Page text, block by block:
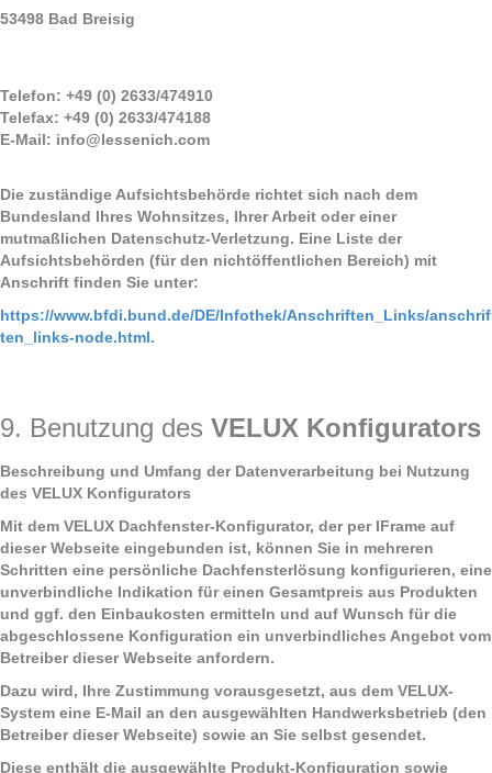
53498 Bad Breisig
Telefon: +49 (0) 2633/474910
Telefax: +49 (0) 2633/474188
E-Mail: info@lessenich.com
Die zuständige Aufsichtsbehörde richtet sich nach dem
Bundesland Ihres Wohnsitzes, Ihrer Arbeit oder einer
mutmaßlichen Datenschutz-Verletzung. Eine Liste der
Aufsichtsbehörden (für den nichtöffentlichen Bereich) mit
Anschrift finden Sie unter:
https://www.bfdi.bund.de/DE/Infothek/Anschriften_Links/anschrif
ten_links-node.html.
9. Benutzung des VELUX Konfigurators
Beschreibung und Umfang der Datenverarbeitung bei Nutzung
des VELUX Konfigurators
Mit dem VELUX Dachfenster-Konfigurator, der per IFrame auf
dieser Webseite eingebunden ist, können Sie in mehreren
Schritten eine persönliche Dachfensterlösung konfigurieren, eine
unverbindliche Indikation für einen Gesamtpreis aus Produkten
und ggf. den Einbaukosten ermitteln und auf Wunsch für die
abgeschlossene Konfiguration ein unverbindliches Angebot vom
Betreiber dieser Webseite anfordern.
Dazu wird, Ihre Zustimmung vorausgesetzt, aus dem VELUX-
System eine E-Mail an den ausgewählten Handwerksbetrieb (den
Betreiber dieser Webseite) sowie an Sie selbst gesendet.
Diese enthält die ausgewählte Produkt-Konfiguration sowie